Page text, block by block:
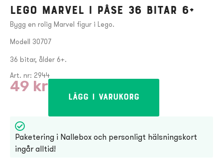
Lego Marvel i påse 36 bitar 6+
Bygg en rolig Marvel figur i Lego.
Modell 30707
36 bitar, ålder 6+.
Art. nr: 2944
49 kr
Lägg i varukorg
Paketering i Nallebox och personligt hälsningskort
ingår alltid!